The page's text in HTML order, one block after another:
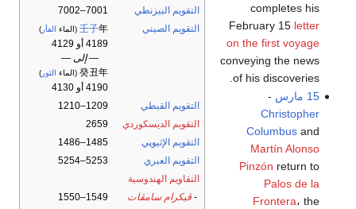
التقويم البيزنطي
7001–7002
التقويم الصيني
壬子年 (الماء الفأر )
4189 أو 4129
— إلى —
癸丑年 (الماء الثور )
4190 أو 4130
التقويم القبطي
1209–1210
التقويم الديسكوردي
2659
التقويم الإثيوپي
1485–1486
التقويم العبري
5253–5254
التقاويم الهندوسية
- ڤيكرام سامڤات
1549–1550
completes his
February 15 letter
on the first voyage
conveying the news
of his discoveries.
15 مارس
-
Christopher
Columbusand
Martín Alonso
Pinzón return to
Palos de la
Frontera، the